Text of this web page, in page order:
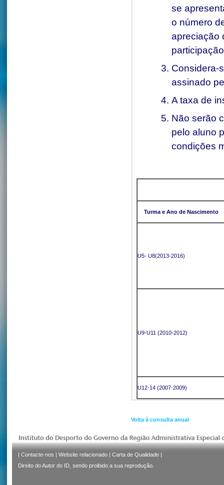
se
o número
apreciação
Considera-
assinado
A taxa de
Não serão
pelo aluno
condições
Turma e Ano de Nascimento
U5- U8(2013-2016)
U9-U11 (2010-2012)
U12-14 (2007-2009)
Volta à consulta anual
| Contacte-nos | Website relacionado | Carta de Qualidade |
Direito do Autor do ID, sendo proibido a sua reprodução.